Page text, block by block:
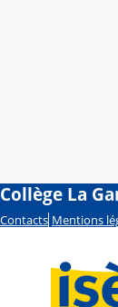
Collège La
Contacts Mentions